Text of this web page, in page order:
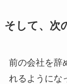
そして、次
前の会社を辞
れるようにな